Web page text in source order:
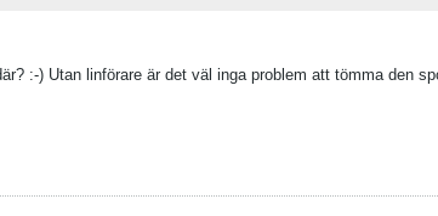
:-) Utan linförare är det väl inga problem att tömma den